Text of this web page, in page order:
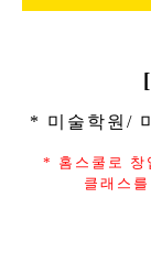
[
* 미술학원/
* 홈스쿨로 창
클래스